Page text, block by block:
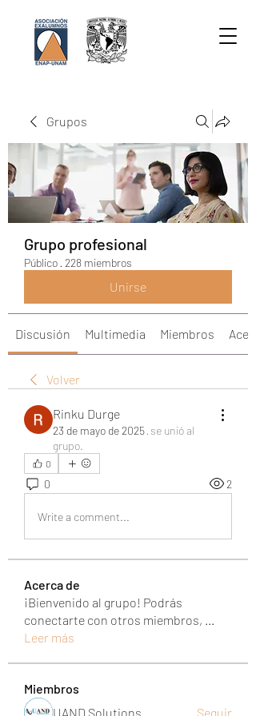
Grupos
Grupo profesional
Público · 228 miembros
Unirse
Discusión Multimedia Miembros
Volver
Rinku Durge
23 de mayo de 2025· se unió al
grupo.
0
0 2
Write a comment...
Acerca de
¡Bienvenido al grupo! Podrás
conectarte con otros miembros, ...
Leer más
Miembros
UAND Solutions
Seguir